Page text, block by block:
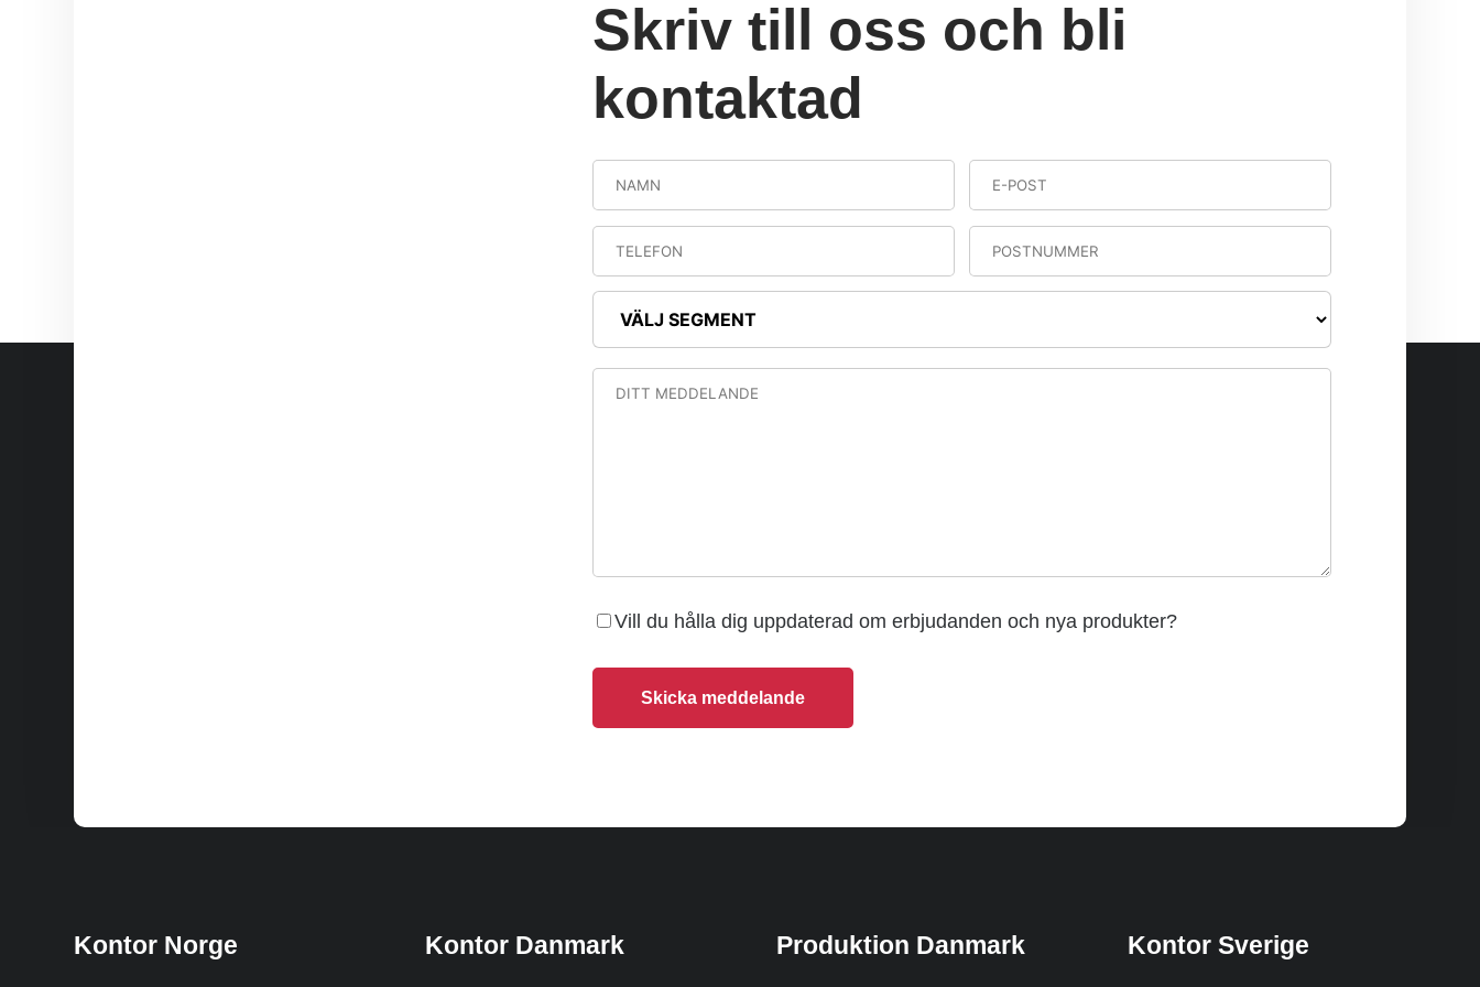
Skriv till oss och bli
kontaktad
Vill du hålla dig uppdaterad om erbjudanden och nya produkter?
Skicka meddelande
Kontor Norge Kontor Danmark Produktion Danmark Kontor Sverige